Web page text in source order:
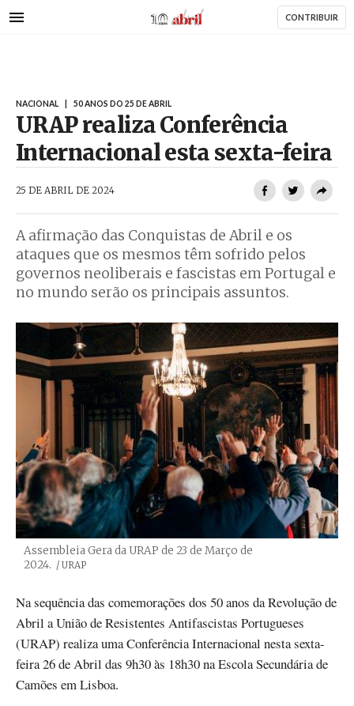
para
AbrilAbril CONTRIBUIR
NACIONAL 50 ANOS DO 25 DE ABRIL
URAP realiza Conferência
Internacional esta sexta-feira
25 DE ABRIL DE 2024
A afirmação das Conquistas de Abril e os
ataques que os mesmos têm sofrido pelos
governos neoliberais e fascistas em Portugal e
no mundo serão os principais assuntos.
Assembleia Gera da URAP de 23 de Março de
2024. Créditos
/ URAP
Na sequência das comemorações dos 50 anos da Revolução de
Abril a União de Resistentes Antifascistas Portugueses
(URAP) realiza uma Conferência Internacional nesta sexta-
feira 26 de Abril das 9h30 às 18h30 na Escola Secundária de
Camões em Lisboa.